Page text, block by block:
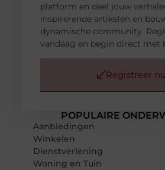
POPULAIRE
Aanbiedingen
Winkelen
Dienstverlening
Woning en Tuin
platform en deel jouw
inspirerende artikelen en
dynamische community.
vandaag en begin direct met
Registreer